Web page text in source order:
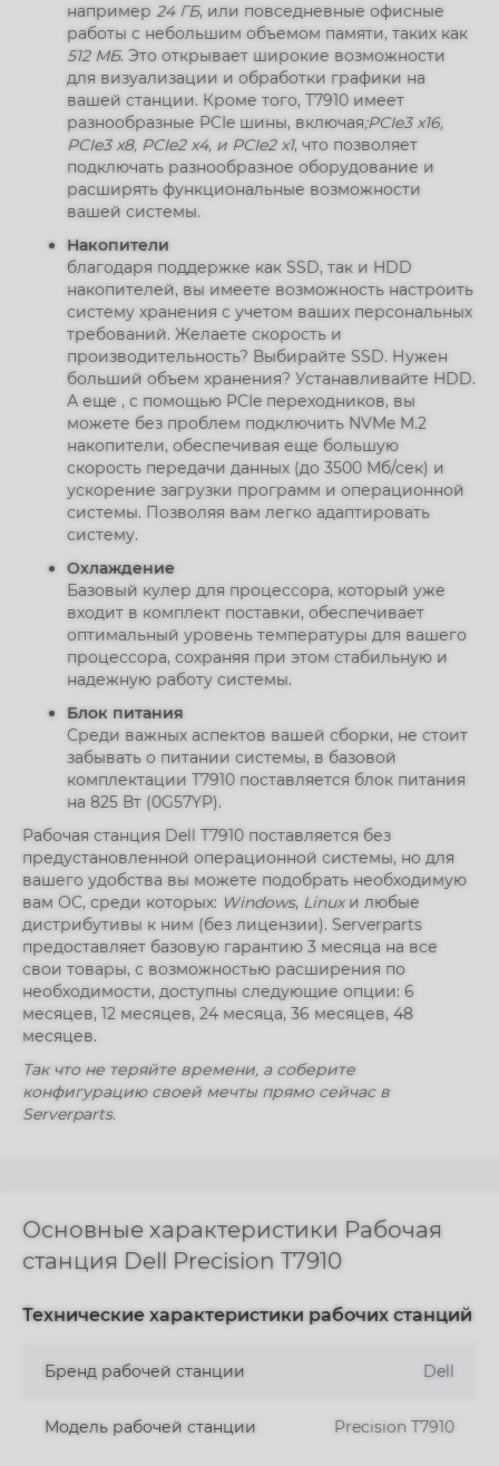
например 24 ГБ, или повседневные офисные
работы с небольшим объемом памяти, таких как
512 МБ. Это открывает широкие возможности
для визуализации и обработки графики на
вашей станции. Кроме того, T7910 имеет
разнообразные PCIe шины, включая;PCIe3 x16,
PCIe3 x8, PCIe2 x4, и PCIe2 x1, что позволяет
подключать разнообразное оборудование и
расширять функциональные возможности
вашей системы.
Накопители
благодаря поддержке как SSD, так и HDD
накопителей, вы имеете возможность настроить
систему хранения с учетом ваших персональных
требований. Желаете скорость и
производительность? Выбирайте SSD. Нужен
больший объем хранения? Устанавливайте HDD.
А еще , с помощью PCIe переходников, вы
можете без проблем подключить NVMe M.2
накопители, обеспечивая еще большую
скорость передачи данных (до 3500 Мб/сек) и
ускорение загрузки программ и операционной
системы. Позволяя вам легко адаптировать
систему.
Охлаждение
Базовый кулер для процессора, который уже
входит в комплект поставки, обеспечивает
оптимальный уровень температуры для вашего
процессора, сохраняя при этом стабильную и
надежную работу системы.
Блок питания
Среди важных аспектов вашей сборки, не стоит
забывать о питании системы, в базовой
комплектации T7910 поставляется блок питания
на 825 Вт (0G57YP).
Рабочая станция Dell T7910 поставляется без
предустановленной операционной системы, но для
вашего удобства вы можете подобрать необходимую
вам ОС, среди которых: Windows, Linuxи любые
дистрибутивы к ним (без лицензии). Serverparts
предоставляет базовую гарантию 3 месяца на все
свои товары, с возможностью расширения по
необходимости, доступны следующие опции: 6
месяцев, 12 месяцев, 24 месяца, 36 месяцев, 48
месяцев.
Так что не теряйте времени, а соберите
конфигурацию своей мечты прямо сейчас в
Serverparts.
Основные характеристики Рабочая
станция Dell Precision T7910
Технические характеристики рабочих станций
Бренд рабочей станции Dell
Модель рабочей станции Precision T7910